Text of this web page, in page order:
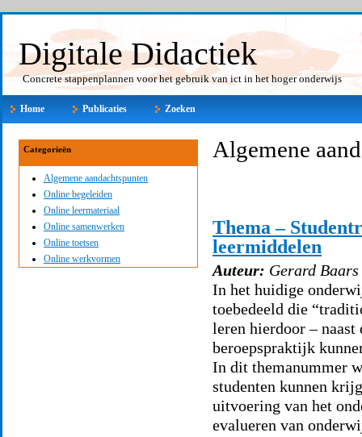
Digitale Didactiek
Concrete stappenplannen voor het gebruik van ict in het hoger onderwijs
Home Publicaties Zoeken
Categorieën
Algemene aandachtspunten
Online begeleiden
Online leermateriaal
Online samenwerken
Online toetsen
Online werkvormen
Algemene
Thema –
leermiddelen
Auteur: Gerard Baars
In het huidige
toebedeeld die
leren hierdoor –
beroepspraktijk
In dit themanummer
studenten kunnen
uitvoering van het
evalueren van